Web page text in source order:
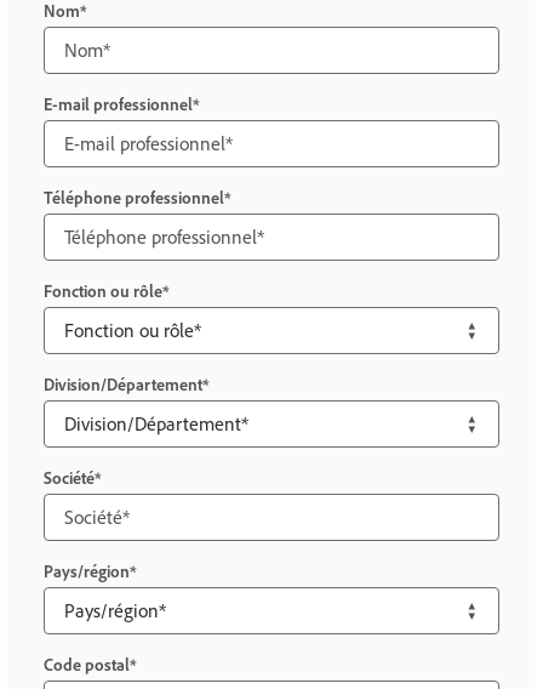
Nom
E-mail professionnel
Téléphone professionnel
Fonction ou rôle
Division/Département
Société
Pays/région
Code postal